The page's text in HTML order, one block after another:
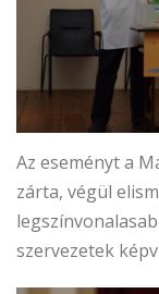
Az eseményt a
zárta, végül
szervezetek